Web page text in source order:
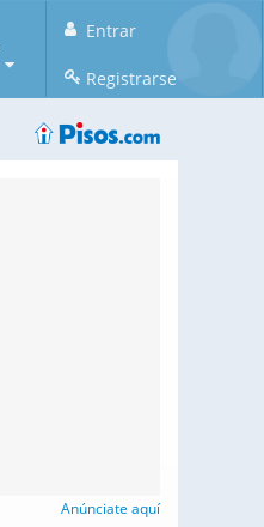
Entrar
Registrarse
Anúnciate aquí